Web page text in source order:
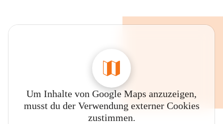
Um Inhalte von Google Maps anzuzeigen,
musst du der Verwendung externer Cookies
zustimmen.